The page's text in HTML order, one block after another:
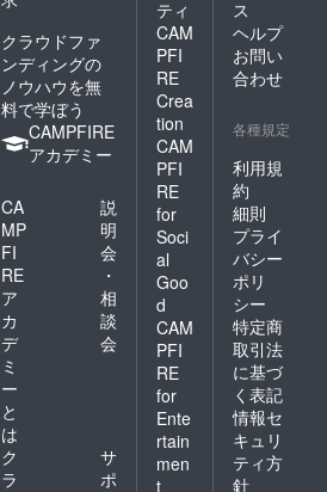
クラウドファ
ンディングの
ノウハウを無
料で学ぼう
CAMPFIRE
アカデミー
CA
MP
FI
RE
ア
カ
デ
ミ
ー
と
は
説
明
会
・
相
談
会
ク
ラ
サ
ポ
ティ
CAM
PFI
RE
Crea
tion
CAM
PFI
RE
for
Soci
al
Goo
d
CAM
PFI
RE
for
Ente
rtain
men
t
ス
ヘルプ
お問い
合わせ
各種規定
利用規
約
細則
プライ
バシー
ポリ
シー
特定商
取引法
に基づ
く表記
情報セ
キュリ
ティ方
針